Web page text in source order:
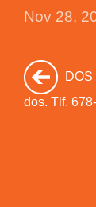
Nov 28,
DOS
dos. Tlf.